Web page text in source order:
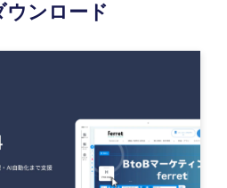
ウンロード